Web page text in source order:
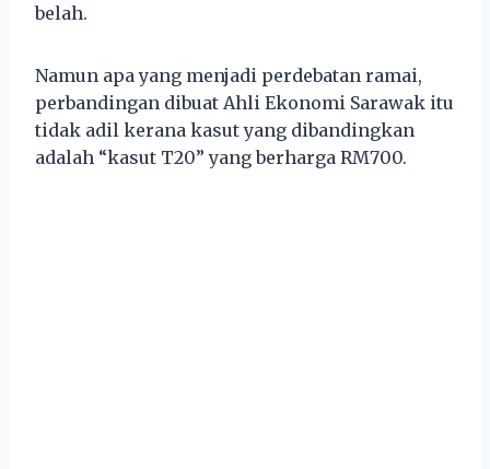
belah.
Namun apa yang menjadi perdebatan ramai,
perbandingan dibuat Ahli Ekonomi Sarawak itu
tidak adil kerana kasut yang dibandingkan
adalah “kasut T20” yang berharga RM700.